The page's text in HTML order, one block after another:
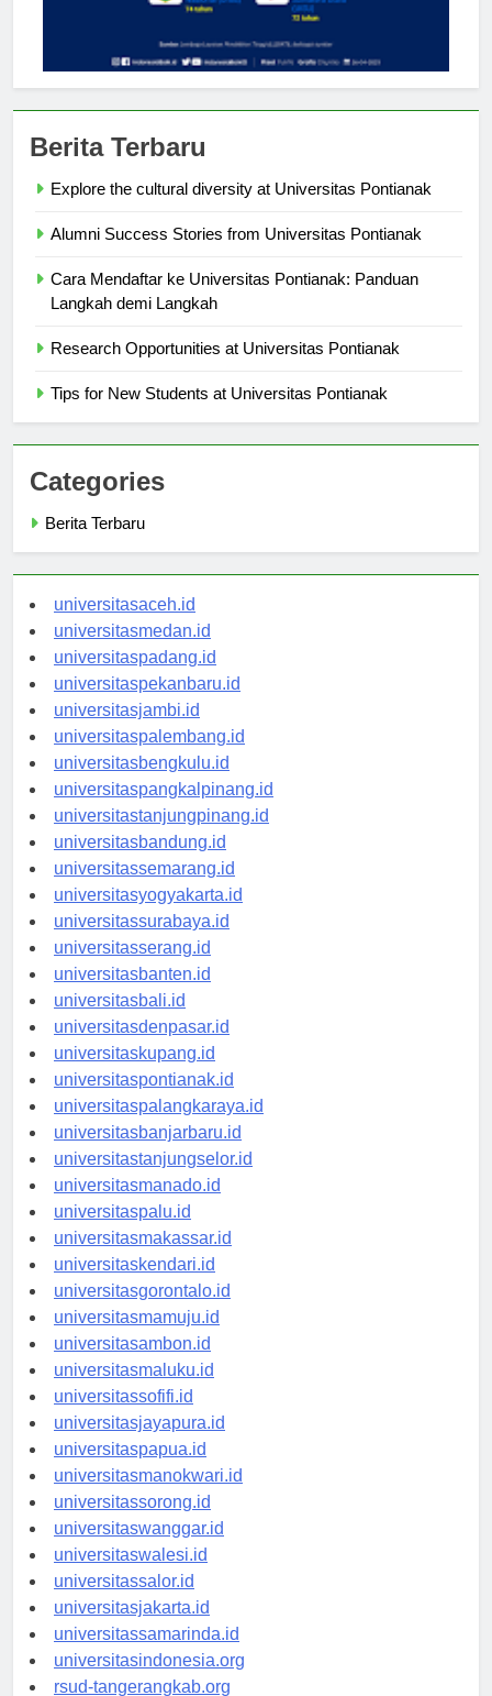
Cara Mendaftar ke Universitas Pontianak: Panduan
Categories
universitasaceh.id
universitasmedan.id
universitaspadang.id
universitaspekanbaru.id
universitasjambi.id
universitaspalembang.id
universitasbengkulu.id
universitaspangkalpinang.id
universitastanjungpinang.id
universitasbandung.id
universitassemarang.id
universitasyogyakarta.id
universitassurabaya.id
universitasserang.id
universitasbanten.id
universitasbali.id
universitasdenpasar.id
universitaskupang.id
universitaspontianak.id
universitaspalangkaraya.id
universitasbanjarbaru.id
universitastanjungselor.id
universitasmanado.id
universitaspalu.id
universitasmakassar.id
universitaskendari.id
universitasgorontalo.id
universitasmamuju.id
universitasambon.id
universitasmaluku.id
universitassofifi.id
universitasjayapura.id
universitaspapua.id
universitasmanokwari.id
universitassorong.id
universitaswanggar.id
universitaswalesi.id
universitassalor.id
universitasjakarta.id
universitassamarinda.id
universitasindonesia.org